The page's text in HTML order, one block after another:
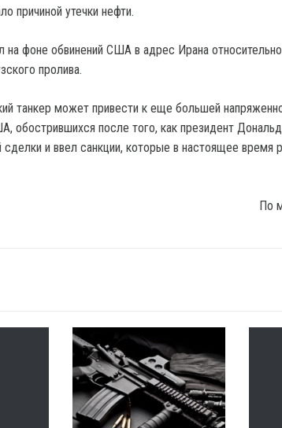
причиной утечки нефти.
на фоне обвинений США в адрес Ирана
пролива.
танкер может привести к еще большей
обострившихся после того, как президент
сделки и ввел санкции, которые в настоящее время
По